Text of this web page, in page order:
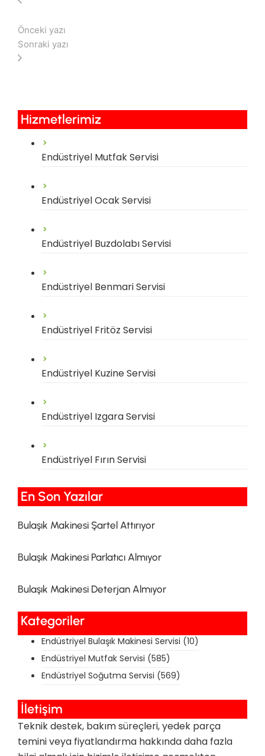
Önceki yazı
Sonraki yazı
Hizmetlerimiz​
Endüstriyel Mutfak Servisi
Endüstriyel Ocak Servisi
Endüstriyel Buzdolabı Servisi
Endüstriyel Benmari Servisi
Endüstriyel Fritöz Servisi
Endüstriyel Kuzine Servisi
Endüstriyel Izgara Servisi
Endüstriyel Fırın Servisi
En Son Yazılar​
Bulaşık Makinesi Şartel Attırıyor
Bulaşık Makinesi Parlatıcı Almıyor
Bulaşık Makinesi Deterjan Almıyor
Kategoriler
Endüstriyel Bulaşık Makinesi Servisi (10)
Endüstriyel Mutfak Servisi (585)
Endüstriyel Soğutma Servisi (569)
İletişim
Teknik destek, bakım süreçleri, yedek parça
temini veya fiyatlandırma hakkında daha fazla